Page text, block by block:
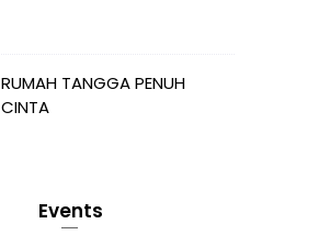
RUMAH TANGGA PENUH
CINTA
Events